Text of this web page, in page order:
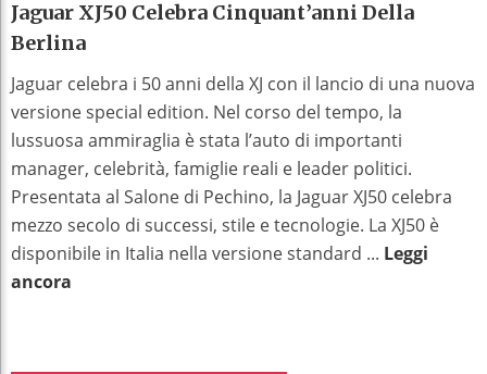
Jaguar XJ50 Celebra Cinquant’anni Della
Berlina
Jaguar celebra i 50 anni della XJ con il lancio di una nuova
versione special edition. Nel corso del tempo, la
lussuosa ammiraglia è stata l’auto di importanti
manager, celebrità, famiglie reali e leader politici.
Presentata al Salone di Pechino, la Jaguar XJ50 celebra
mezzo secolo di successi, stile e tecnologie. La XJ50 è
disponibile in Italia nella versione standard ... Leggi
ancora